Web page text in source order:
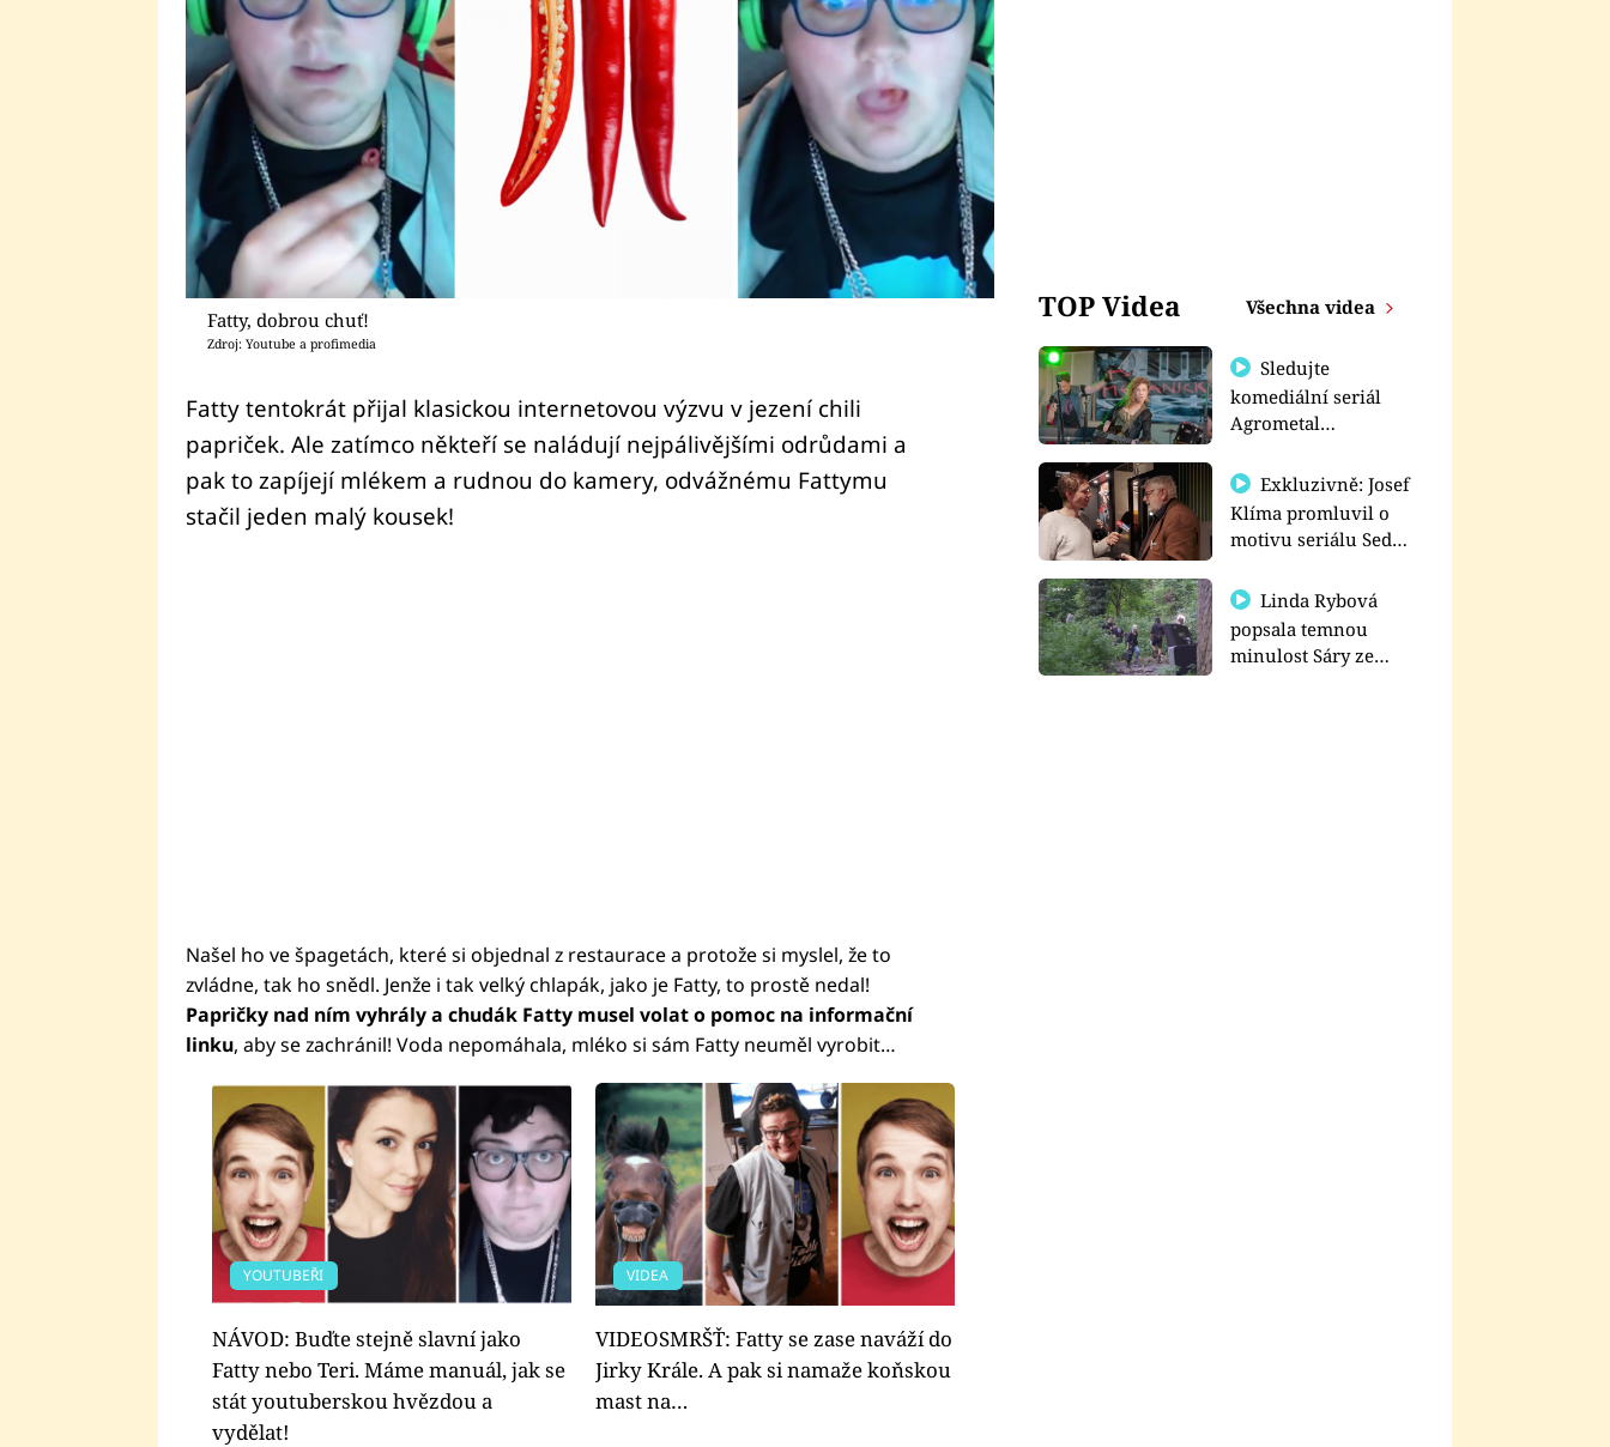
Fatty, dobrou chuť!
Zdroj: Youtube a profimedia
Fatty tentokrát přijal klasickou internetovou výzvu v jezení chili
papriček. Ale zatímco někteří se naládují nejpálivějšími odrůdami a
pak to zapíjejí mlékem a rudnou do kamery, odvážnému Fattymu
stačil jeden malý kousek!
Našel ho ve špagetách, které si objednal z restaurace a protože si myslel, že to
zvládne, tak ho snědl. Jenže i tak velký chlapák, jako je Fatty, to prostě nedal!
Papričky nad ním vyhrály a chudák Fatty musel volat o pomoc na informační
linku, aby se zachránil! Voda nepomáhala, mléko si sám Fatty neuměl vyrobit…
YOUTUBEŘI
NÁVOD: Buďte stejně slavní jako
Fatty nebo Teri. Máme manuál, jak se
stát youtuberskou hvězdou a
vydělat!
VIDEA
VIDEOSMRŠŤ: Fatty se zase naváží do
Jirky Krále. A pak si namaže koňskou
mast na…
TOP Videa Všechna videa
Sledujte
komediální seriál
Agrometal
prima+
Exkluzivně: Josef
Klíma promluvil o
motivu seriálu Sedm
Linda Rybová
popsala temnou
minulost Sáry ze